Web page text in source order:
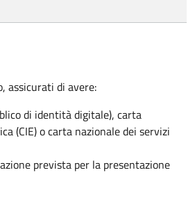
assicurati di avere:
di identità digitale), carta
(CIE) o carta nazionale dei servizi
prevista per la presentazione